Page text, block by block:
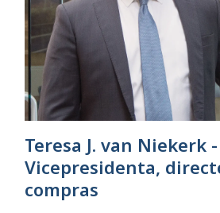
Teresa J. van Niekerk -
Vicepresidenta,
compras